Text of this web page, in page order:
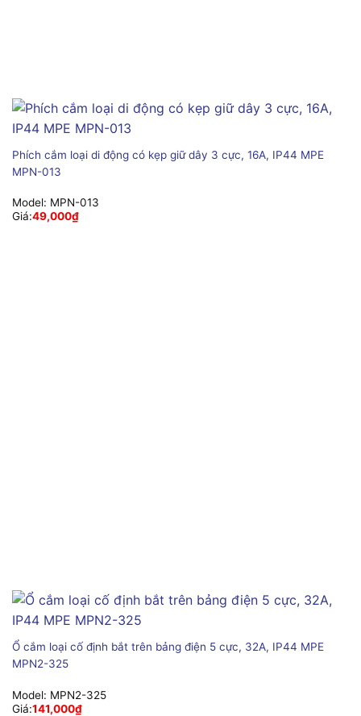
Phích cắm loại di động có kẹp giữ dây 3 cực, 16A, IP44 MPE
MPN-013
Model: MPN-013
Giá:49,000₫
Ổ cắm loại cố định bắt trên bảng điện 5 cực, 32A, IP44 MPE
MPN2-325
Model: MPN2-325
Giá:141,000₫